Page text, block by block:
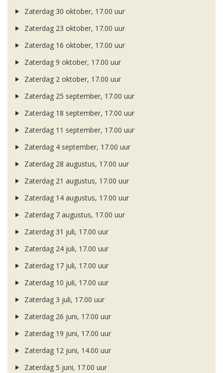
Zaterdag 30 oktober, 17.00 uur
Zaterdag 23 oktober, 17.00 uur
Zaterdag 16 oktober, 17.00 uur
Zaterdag 9 oktober, 17.00 uur
Zaterdag 2 oktober, 17.00 uur
Zaterdag 25 september, 17.00 uur
Zaterdag 18 september, 17.00 uur
Zaterdag 11 september, 17.00 uur
Zaterdag 4 september, 17.00 uur
Zaterdag 28 augustus, 17.00 uur
Zaterdag 21 augustus, 17.00 uur
Zaterdag 14 augustus, 17.00 uur
Zaterdag 7 augustus, 17.00 uur
Zaterdag 31 juli, 17.00 uur
Zaterdag 24 juli, 17.00 uur
Zaterdag 17 juli, 17.00 uur
Zaterdag 10 juli, 17.00 uur
Zaterdag 3 juli, 17.00 uur
Zaterdag 26 juni, 17.00 uur
Zaterdag 19 juni, 17.00 uur
Zaterdag 12 juni, 14.00 uur
Zaterdag 5 juni, 17.00 uur